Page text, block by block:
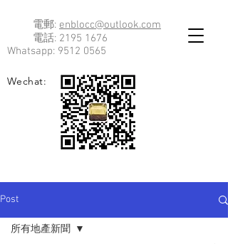
電郵: enblocc@outlook.com
電話: 2195 1676
Whatsapp: 9512 0565
Wechat:
Post
所有地產新聞